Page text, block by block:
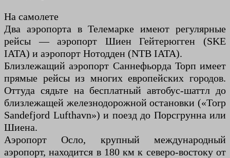
На самолете
Два аэропорта в Телемарке имеют регулярные
рейсы — аэропорт Шиен Гейтерюгген (SKE
IATA) и аэропорт Нотодден (NTB IATA).
Близлежащий аэропорт Саннефьорда Торп имеет
прямые рейсы из многих европейских городов.
Оттуда сядьте на бесплатный автобус-шаттл до
близлежащей железнодорожной остановки («Torp
Sandefjord Lufthavn») и поезд до Порсгрунна или
Шиена.
Аэропорт Осло, крупный международный
аэропорт, находится в 180 км к северо-востоку от